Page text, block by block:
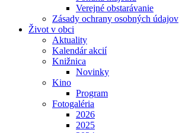
Verejné obstarávanie
Zásady ochrany osobných údajov
Život v obci
Aktuality
Kalendár akcií
Knižnica
Novinky
Kino
Program
Fotogaléria
2026
2025